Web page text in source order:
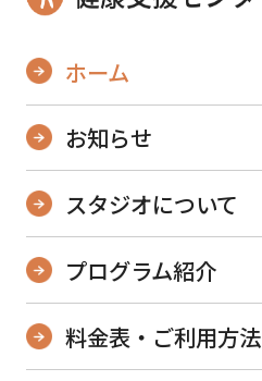
ホーム
お知らせ
スタジオについて
プログラム紹介
料金表・ご利用方法